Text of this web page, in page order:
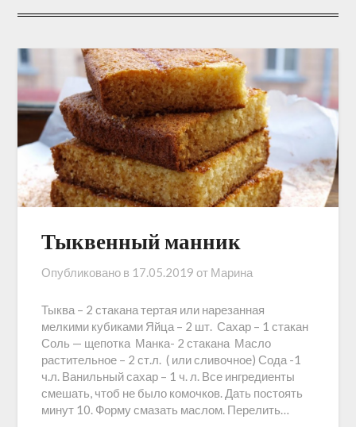
Тыквенный манник
Опубликовано в 17.05.2019 от Марина
Тыква – 2 стакана тертая или нарезанная
мелкими кубиками Яйца – 2 шт. Сахар – 1 стакан
Соль — щепотка Манка- 2 стакана Масло
растительное – 2 ст.л. ( или сливочное) Сода -1
ч.л. Ванильный сахар – 1 ч. л. Все ингредиенты
смешать, чтоб не было комочков. Дать постоять
минут 10. Форму смазать маслом. Перелить…